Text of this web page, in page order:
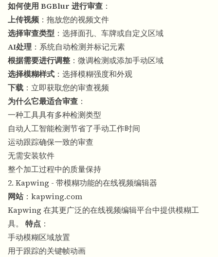
如何使用 BGBlur 进行审查 ：
上传视频 ：拖放您的视频文件
选择审查类型 ：选择面孔、车牌或自定义区域
AI处理 ：系统自动检测并标记元素
根据需要进行调整 ：微调检测或添加手动区域
选择模糊样式 ：选择模糊强度和外观
下载 ：立即获取您的审查视频
为什么它最适合审查 ：
一种工具具有多种检测类型
自动人工智能检测节省了手动工作时间
运动跟踪确保一致的审查
无需安装软件
整个加工过程中的质量保持
2. Kapwing - 带模糊功能的在线视频编辑器
网站： kapwing.com
Kapwing 在其更广泛的在线视频编辑平台中提供模糊工
具。 特点 ：
手动模糊区域放置
用于跟踪的关键帧动画